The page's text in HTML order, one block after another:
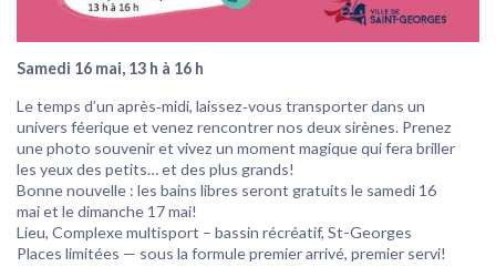
Samedi 16 mai, 13 h à 16 h
Le temps d’un après‑midi, laissez‑vous transporter dans un
univers féerique et venez rencontrer nos deux sirènes. Prenez
une photo souvenir et vivez un moment magique qui fera briller
les yeux des petits… et des plus grands!
Bonne nouvelle : les bains libres seront gratuits le samedi 16
mai et le dimanche 17 mai!
Lieu, Complexe multisport – bassin récréatif, St-Georges
Places limitées — sous la formule premier arrivé, premier servi!